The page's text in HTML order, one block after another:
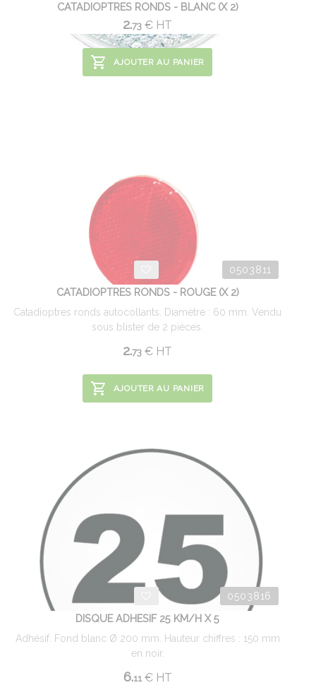
CATADIOPTRES RONDS - BLANC (X 2)
2.73 € HT
AJOUTER AU PANIER
0503811
CATADIOPTRES RONDS - ROUGE (X 2)
Catadioptres ronds autocollants. Diamètre : 60 mm. Vendu
sous blister de 2 pièces.
2.73 € HT
AJOUTER AU PANIER
0503816
DISQUE ADHESIF 25 KM/H X 5
Adhésif. Fond blanc Ø 200 mm. Hauteur chiffres : 150 mm
en noir.
6.11 €HT